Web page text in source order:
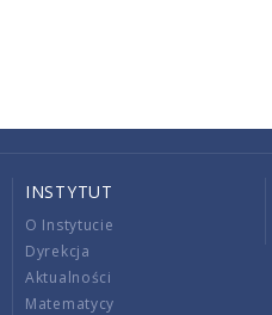
INSTYTUT
O Instytucie
Dyrekcja
Aktualności
Matematycy